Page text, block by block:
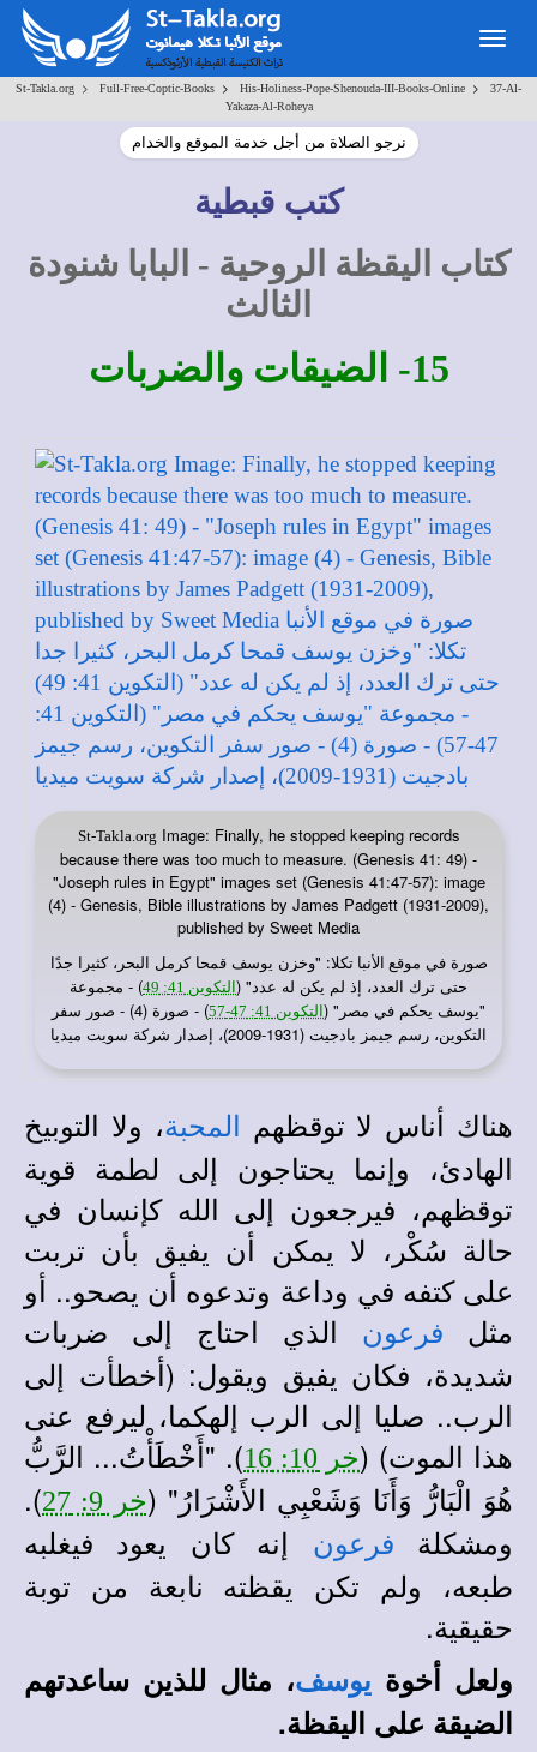
St-Takla.org > Full-Free-Coptic-Books > His-Holiness-Pope-Shenouda-III-Books-Online >
37-Al-
Yakaza-Al-Roheya
نرجو الصلاة من أجل خدمة الموقع والخدام
كتب قبطية
كتاب اليقظة الروحية - البابا شنودة
الثالث
15- الضيقات والضربات
St-Takla.org Image: Finally, he stopped keeping records
because there was too much to measure. (Genesis 41: 49) -
"Joseph rules in Egypt" images set (Genesis 41:47-57): image
(4) - Genesis, Bible illustrations by James Padgett (1931-2009),
published by Sweet Media
صورة في موقع الأنبا تكلا: "وخزن يوسف قمحا كرمل البحر، كثيرا جدًا
حتى ترك العدد، إذ لم يكن له عدد" ( التكوين 41: 49
) - مجموعة
"يوسف يحكم في مصر" ( التكوين 41: 47-57
) - صورة (4) - صور سفر
التكوين، رسم جيمز بادجيت (1931-2009)، إصدار شركة سويت ميديا
هناك أناس لا توقظهم المحبة، ولا التوبيخ
الهادئ، وإنما يحتاجون إلى لطمة قوية
توقظهم، فيرجعون إلى الله كإنسان في
حالة سُكْر، لا يمكن أن يفيق بأن تربت
على كتفه في وداعة وتدعوه أن يصحو.. أو
مثل
فرعون
الذي احتاج إلى ضربات
شديدة، فكان يفيق ويقول: (أخطأت إلى
الرب.. صليا إلى الرب إلهكما، ليرفع عنى
هذا الموت) (خر 10: 16 ). "أَخْطَأْتُ... الرَّبُّ
هُوَ الْبَارُّ وَأَنَا وَشَعْبِي الأَشْرَارُ" (خر 9: 27
).
ومشكلة
فرعون
إنه كان يعود فيغلبه
طبعه، ولم تكن يقظته نابعة من توبة
حقيقية.
ولعل أخوة يوسف، مثال للذين ساعدتهم
الضيقة على اليقظة.